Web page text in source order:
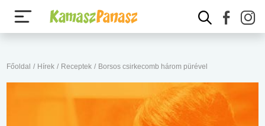
Főoldal / Hírek / Receptek / Borsos csirkecomb három pürével